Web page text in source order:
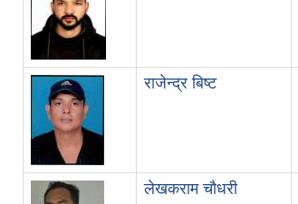
राजेन्द्र बिष्ट
लेखकराम चौधरी